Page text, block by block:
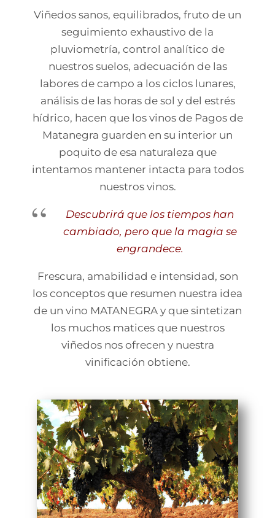
Viñedos sanos, equilibrados, fruto de un
seguimiento exhaustivo de la
pluviometría, control analítico de
nuestros suelos, adecuación de las
labores de campo a los ciclos lunares,
análisis de las horas de sol y del estrés
hídrico, hacen que los vinos de Pagos de
Matanegra guarden en su interior un
poquito de esa naturaleza que
intentamos mantener intacta para todos
nuestros vinos.
Descubrirá que los tiempos han
cambiado, pero que la magia se
engrandece.
Frescura, amabilidad e intensidad, son
los conceptos que resumen nuestra idea
de un vino MATANEGRA y que sintetizan
los muchos matices que nuestros
viñedos nos ofrecen y nuestra
vinificación obtiene.